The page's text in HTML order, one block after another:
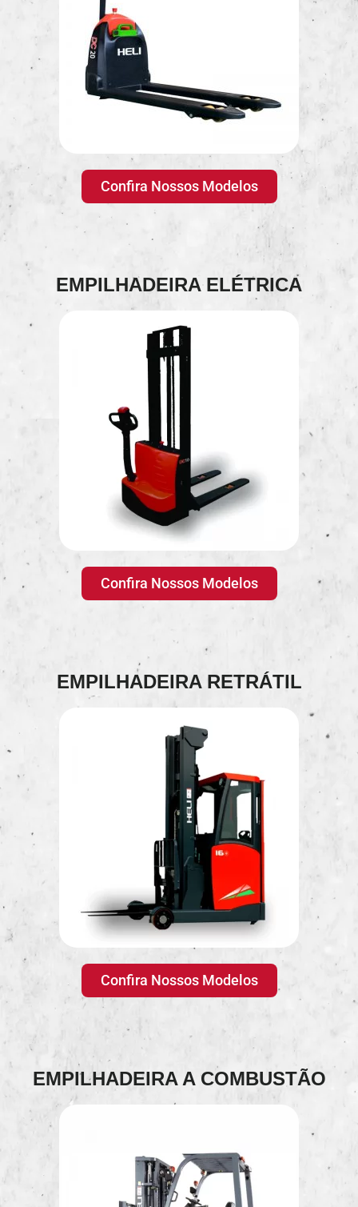
Confira Nossos Modelos
EMPILHADEIRA ELÉTRICA
Confira Nossos Modelos
EMPILHADEIRA RETRÁTIL
Confira Nossos Modelos
EMPILHADEIRA A COMBUSTÃO